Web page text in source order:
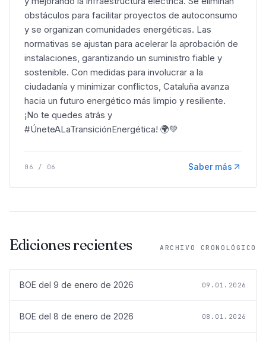
obstáculos para facilitar proyectos de autoconsumo
y se organizan comunidades energéticas. Las
normativas se ajustan para acelerar la aprobación de
instalaciones, garantizando un suministro fiable y
sostenible. Con medidas para involucrar a la
ciudadanía y minimizar conflictos, Cataluña avanza
hacia un futuro energético más limpio y resiliente.
¡No te quedes atrás y
#ÚneteALaTransiciónEnergética! 🌍💚
06 / 06 Saber más
Ediciones recientes ARCHIVO CRONOLÓGICO
BOE del 9 de enero de 2026 09.01.2026
BOE del 8 de enero de 2026 08.01.2026